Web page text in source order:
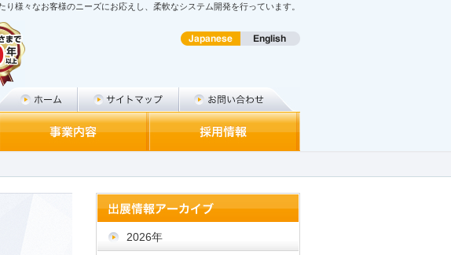
様々なお客様のニーズにお応えし、柔軟なシステム開発を行っています。
2026年